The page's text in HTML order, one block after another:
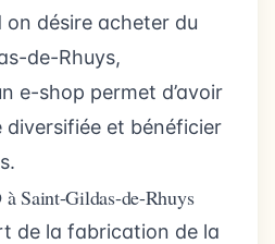
désire acheter du
de-Rhuys,
e-shop permet d’avoir
diversifiée et bénéficier
Saint-Gildas-de-Rhuys
de la fabrication de la